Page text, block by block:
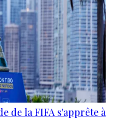
de la FIFA s'apprête à